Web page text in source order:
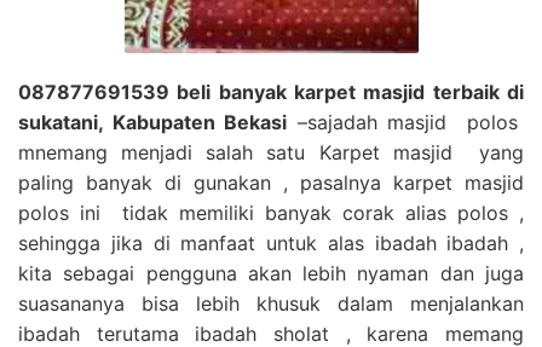
087877691539 beli banyak karpet masjid terbaik di
sukatani, Kabupaten Bekasi –sajadah masjid polos
mnemang menjadi salah satu Karpet masjid yang
paling banyak di gunakan , pasalnya karpet masjid
polos ini tidak memiliki banyak corak alias polos ,
sehingga jika di manfaat untuk alas ibadah ibadah ,
kita sebagai pengguna akan lebih nyaman dan juga
suasananya bisa lebih khusuk dalam menjalankan
ibadah terutama ibadah sholat , karena memang